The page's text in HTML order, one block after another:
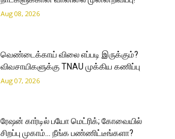
Aug 08, 2026
வெண்டைக்காய் விலை எப்படி இருக்கும்?
விவசாயிகளுக்கு TNAU முக்கிய கணிப்பு
Aug 07, 2026
ரேஷன் கார்டில் பயோ மெட்ரிக்; கோவையில்
சிறப்பு முகாம்… நீங்க பண்ணிட்டீங்களா?